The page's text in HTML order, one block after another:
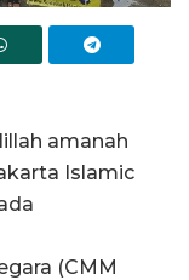
amanah
Islamic
(CMM